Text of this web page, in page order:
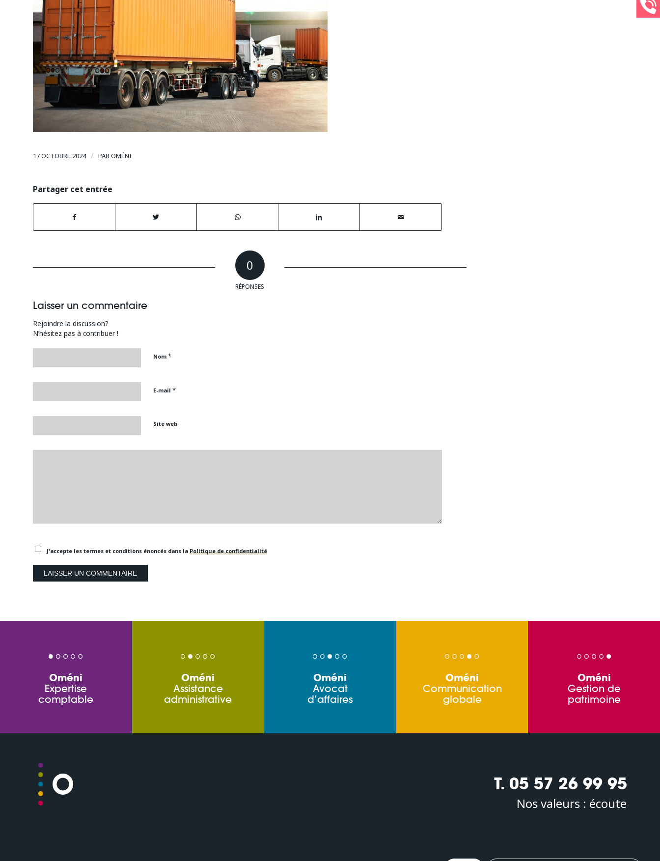
17 OCTOBRE 2024 / PAROMÉNI
Partager cet entrée
0
RÉPONSES
Laisser un commentaire
Rejoindre la discussion?
N’hésitez pas à contribuer !
Nom *
E-mail *
Site web
J'accepte les termes et conditions énoncés dans la Politique de confidentialité
Oméni
Expertise
comptable
Oméni
Assistance
administrative
Oméni
Avocat
d’affaires
Oméni
Communication
globale
Oméni
Gestion de
patrimoine
T. 05 57 26 99 95
Nos valeurs : écoute